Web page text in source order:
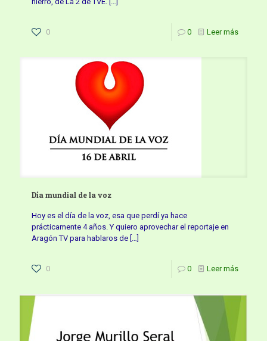
0 0 Leer más
Día mundial de la voz
Hoy es el día de la voz, esa que perdí ya hace
prácticamente 4 años. Y quiero aprovechar el reportaje en
Aragón TV para hablaros de […]
0 0 Leer más